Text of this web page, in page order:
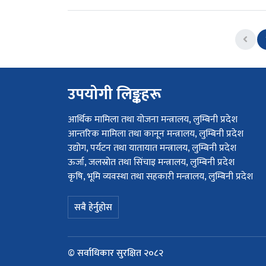
उपयोगी लिङ्कहरू
आर्थिक मामिला तथा योजना मन्त्रालय, लुम्बिनी प्रदेश
आन्तरिक मामिला तथा कानून मन्त्रालय, लुम्बिनी प्रदेश
उद्योग, पर्यटन तथा यातायात मन्त्रालय, लुम्बिनी प्रदेश
ऊर्जा, जलस्रोत तथा सिंचाइ मन्त्रालय, लुम्बिनी प्रदेश
कृषि, भूमि व्यवस्था तथा सहकारी मन्त्रालय, लुम्बिनी प्रदेश
सबै हेर्नुहोस
© सर्वाधिकार सुरक्षित २०८२